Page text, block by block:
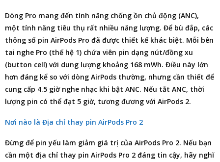
Dòng Pro mang đến tính năng chống ồn chủ động (ANC),
một tính năng tiêu thụ rất nhiều năng lượng. Để bù đắp, các
thông số pin AirPods Pro đã được thiết kế khác biệt. Mỗi bên
tai nghe Pro (thế hệ 1) chứa viên pin dạng nút/đồng xu
(button cell) với dung lượng khoảng 168 mWh. Điều này lớn
hơn đáng kể so với dòng AirPods thường, nhưng cần thiết để
cung cấp 4.5 giờ nghe nhạc khi bật ANC. Nếu tắt ANC, thời
lượng pin có thể đạt 5 giờ, tương đương với AirPods 2.
Nơi nào là Địa chỉ thay pin AirPods Pro 2
Đừng để pin yếu làm giảm giá trị của AirPods Pro 2. Nếu bạn
cần một địa chỉ thay pin AirPods Pro 2 đáng tin cậy, hãy nghĩ